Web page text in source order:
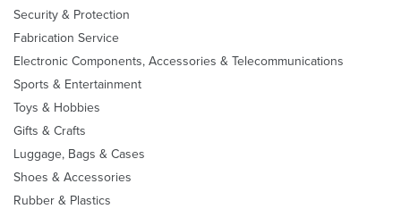
Security & Protection
Fabrication Service
Electronic Components, Accessories & Telecommunications
Sports & Entertainment
Toys & Hobbies
Gifts & Crafts
Luggage, Bags & Cases
Shoes & Accessories
Rubber & Plastics